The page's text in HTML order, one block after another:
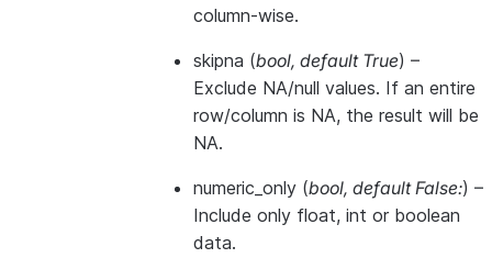
column-wise.
skipna (bool, default True) –
Exclude NA/null values. If an entire
row/column is NA, the result will be
NA.
numeric_only (bool, default False:) –
Include only float, int or boolean
data.